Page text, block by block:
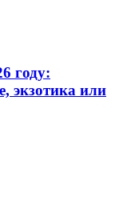
году:
экзотика или